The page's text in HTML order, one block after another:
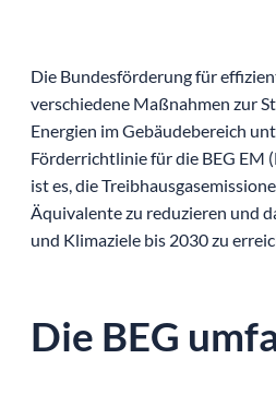
Die Bundesförderung für
verschiedene Maßnahmen zur
Energien im Gebäudebereich
Förderrichtlinie für die BEG EM
ist es, die
Äquivalente zu reduzieren und
und Klimaziele bis 2030 zu
Die BEG